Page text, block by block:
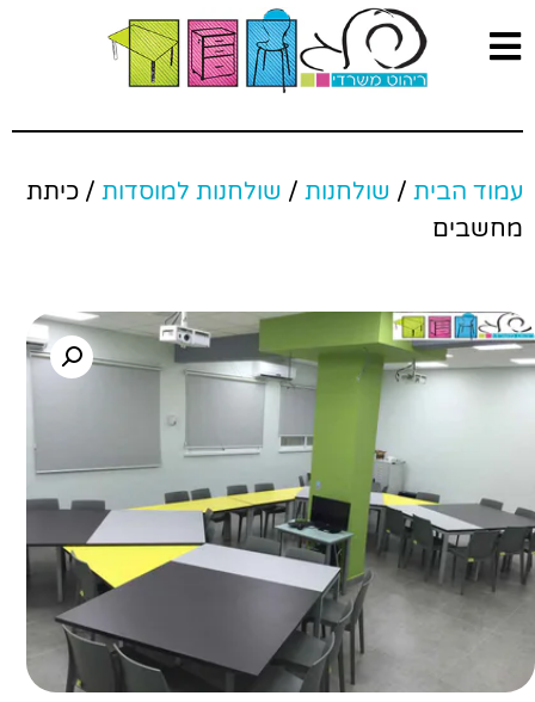
עמוד הבית/ שולחנות/ שולחנות למוסדות/ כיתת
מחשבים